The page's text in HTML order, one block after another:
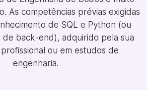
As competências prévias exigidas
de SQL e Python (ou
de back-end), adquirido pela sua
ou em estudos de
engenharia.